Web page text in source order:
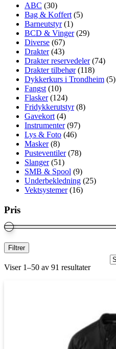
ABC (30)
Bag & Koffert (5)
Barneutstyr (1)
BCD & Vinger (29)
Diverse (67)
Drakter (43)
Drakter reservedeler (74)
Drakter tilbehør (118)
Dykkerkurs i Trondheim (5)
Fangst (10)
Flasker (124)
Fridykkerutstyr (8)
Gavekort (4)
Instrumenter (97)
Lys & Foto (46)
Masker (8)
Pusteventiler (78)
Slanger (51)
SMB & Spool (9)
Underbekledning (25)
Vektsystemer (16)
Pris
Filtrer
Viser 1–50 av 91 resultaterSortert